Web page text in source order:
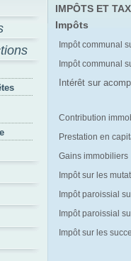
IMPÔTS ET
Impôts
Impôt communal
Impôt communal
Intérêt sur
Contribution
Prestation en
Gains immobiliers
Impôt sur les
Impôt paroissial
Impôt paroissial
Impôt sur les